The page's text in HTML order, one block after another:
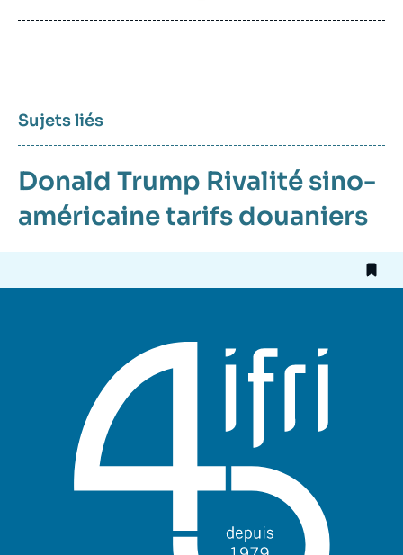
publication
Sujets liés
Donald Trump Rivalité sino-
américainetarifs douaniers